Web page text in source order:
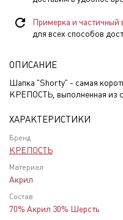
Примерка и частичный
для всех способов
ОПИСАНИЕ
Шапка "Shorty" - самая
КРЕПОСТЬ, выполненная из
ХАРАКТЕРИСТИКИ
Бренд
КРЕПОСТЬ
Материал
Акрил
Состав
70% Акрил 30% Шерсть